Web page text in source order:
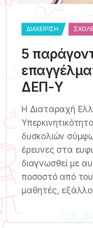
ΔΙΑΧΕΊΡΙΣΗ
5
ΔΕΠ-Υ
Η Διαταραχή
δυσκολιών
έρευνες στα
διαγνωσθεί με
ποσοστό από
μαθητές,